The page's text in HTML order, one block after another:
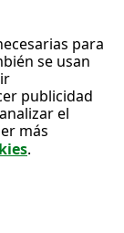
para
se usan
publicidad
el
más
.